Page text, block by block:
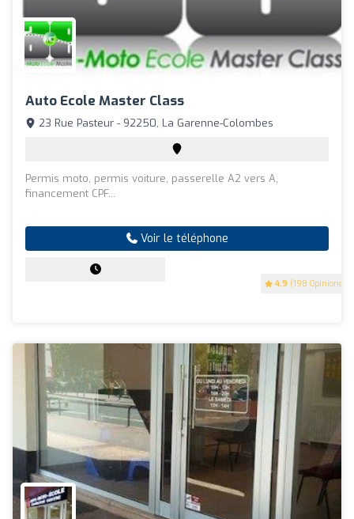
Auto Ecole Master Class
4.9 (198 Opinions)
23 Rue Pasteur - 92250, La Garenne-Colombes
Permis moto, permis voiture, passerelle A2 vers A,
financement CPF...
Voir le téléphone